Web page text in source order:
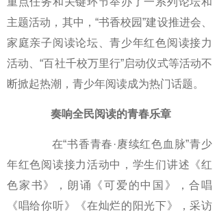
主题活动，其中，“书香校园”建设推进会、
家庭亲子阅读论坛、青少年红色阅读接力
活动、“百社千校万里行”启动仪式等活动不
断掀起热潮，青少年阅读成为热门话题。
奏响全民阅读的青春乐章
在“书香青春·赓续红色血脉”青少
年红色阅读接力活动中，学生们讲述《红
色家书》，朗诵《可爱的中国》，合唱
《唱给你听》《在灿烂的阳光下》，采访